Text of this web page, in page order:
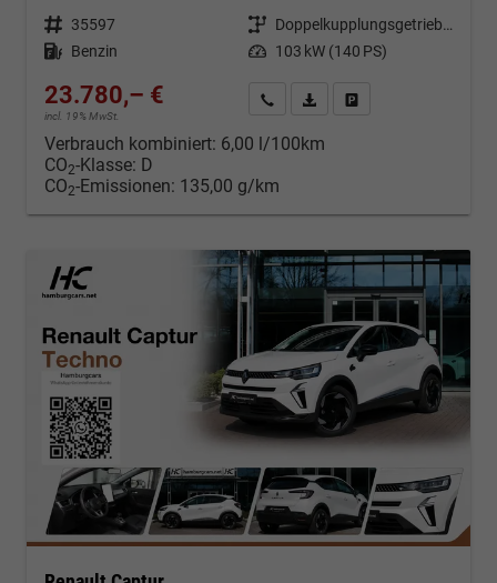
Fahrzeugnr. 35597 Getriebe
Doppelkupplungsgetriebe (DSG)
Kraftstoff Benzin Leistung 103 kW (140 PS)
23.780,– €
incl. 19% MwSt.
Kontakt & Angebot anfordern
PDF-Datei, Fahrzeugexposé
Verbrauch kombiniert: 6,00 l/100km
CO2-Klasse: D
CO2-Emissionen: 135,00 g/km